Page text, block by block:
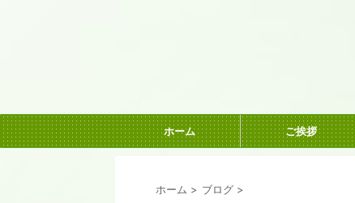
ホーム ご挨拶
ホーム > ブログ >